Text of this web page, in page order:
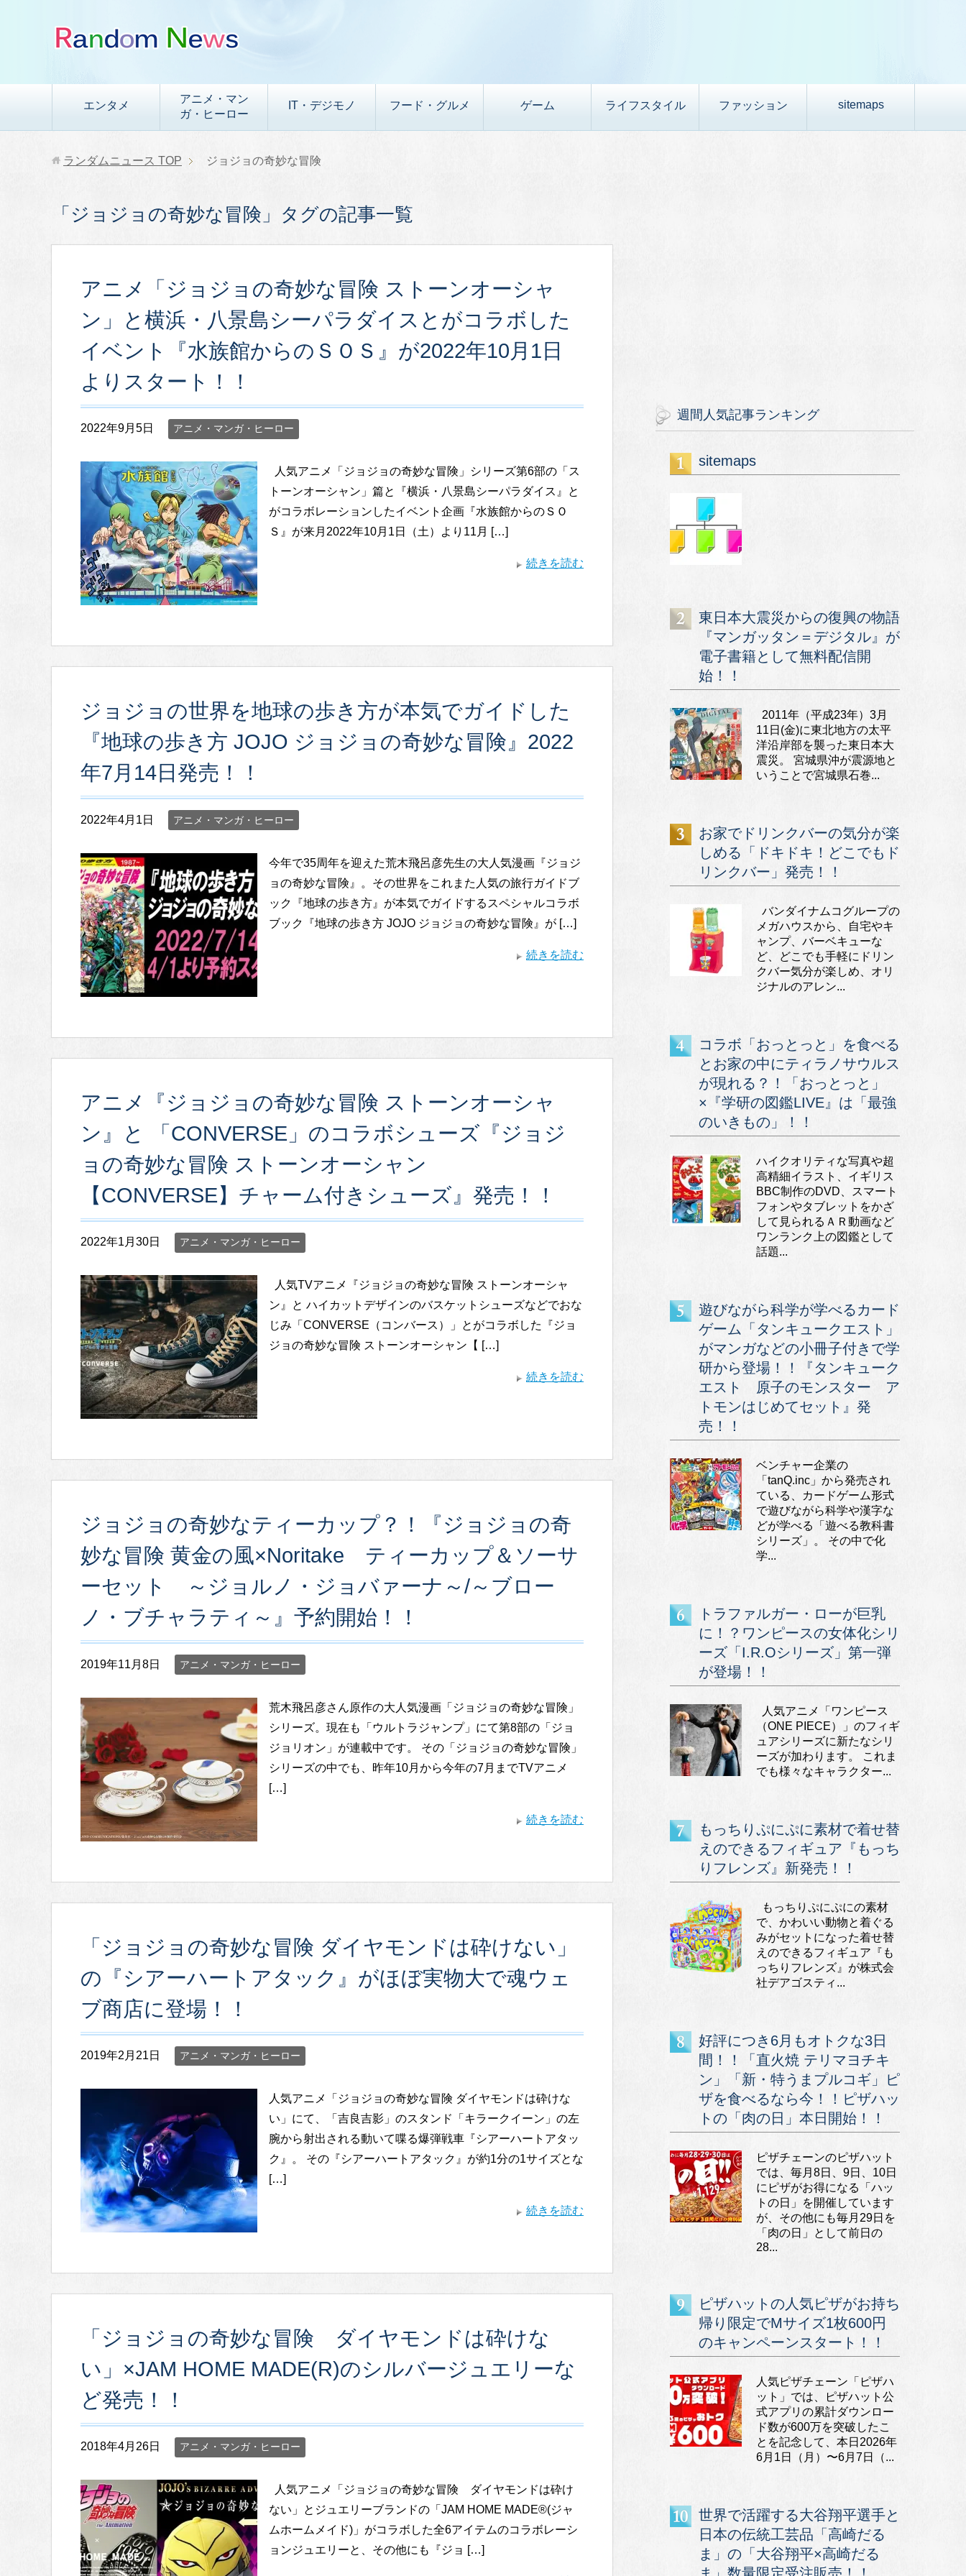
エンタメ
アニメ・マン
ガ・ヒーロー
IT・デジモノ フード・グルメ ゲーム ライフスタイル ファッション sitemaps
ランダムニュース TOP ジョジョの奇妙な冒険
「ジョジョの奇妙な冒険」タグの記事一覧
アニメ「ジョジョの奇妙な冒険 ストーンオーシャ
ン」と横浜・八景島シーパラダイスとがコラボした
イベント『水族館からのＳＯＳ』が2022年10月1日
よりスタート！！
2022年9月5日 アニメ・マンガ・ヒーロー
人気アニメ「ジョジョの奇妙な冒険」シリーズ第6部の「ス
トーンオーシャン」篇と『横浜・八景島シーパラダイス』と
がコラボレーションしたイベント企画『水族館からのＳＯ
Ｓ』が来月2022年10月1日（土）より11月 […]
続きを読む
ジョジョの世界を地球の歩き方が本気でガイドした
『地球の歩き方 JOJO ジョジョの奇妙な冒険』2022
年7月14日発売！！
2022年4月1日 アニメ・マンガ・ヒーロー
今年で35周年を迎えた荒木飛呂彦先生の大人気漫画『ジョジ
ョの奇妙な冒険』。その世界をこれまた人気の旅行ガイドブ
ック『地球の歩き方』が本気でガイドするスペシャルコラボ
ブック『地球の歩き方 JOJO ジョジョの奇妙な冒険』が […]
続きを読む
アニメ『ジョジョの奇妙な冒険 ストーンオーシャ
ン』と 「CONVERSE」のコラボシューズ『ジョジ
ョの奇妙な冒険 ストーンオーシャン
【CONVERSE】チャーム付きシューズ』発売！！
2022年1月30日 アニメ・マンガ・ヒーロー
人気TVアニメ『ジョジョの奇妙な冒険 ストーンオーシャ
ン』と ハイカットデザインのバスケットシューズなどでおな
じみ「CONVERSE（コンバース）」とがコラボした『ジョ
ジョの奇妙な冒険 ストーンオーシャン【 […]
続きを読む
ジョジョの奇妙なティーカップ？！『ジョジョの奇
妙な冒険 黄金の風×Noritake ティーカップ＆ソーサ
ーセット ～ジョルノ・ジョバァーナ～/～ブロー
ノ・ブチャラティ～』予約開始！！
2019年11月8日 アニメ・マンガ・ヒーロー
荒木飛呂彦さん原作の大人気漫画「ジョジョの奇妙な冒険」
シリーズ。現在も「ウルトラジャンプ」にて第8部の「ジョ
ジョリオン」が連載中です。 その「ジョジョの奇妙な冒険」
シリーズの中でも、昨年10月から今年の7月までTVアニメ
[…]
続きを読む
「ジョジョの奇妙な冒険 ダイヤモンドは砕けない」
の『シアーハートアタック』がほぼ実物大で魂ウェ
ブ商店に登場！！
2019年2月21日 アニメ・マンガ・ヒーロー
人気アニメ「ジョジョの奇妙な冒険 ダイヤモンドは砕けな
い」にて、「吉良吉影」のスタンド「キラークイーン」の左
腕から射出される動いて喋る爆弾戦車『シアーハートアタッ
ク』。 その『シアーハートアタック』が約1分の1サイズとな
[…]
続きを読む
「ジョジョの奇妙な冒険 ダイヤモンドは砕けな
い」×JAM HOME MADE(R)のシルバージュエリーな
ど発売！！
2018年4月26日 アニメ・マンガ・ヒーロー
人気アニメ「ジョジョの奇妙な冒険 ダイヤモンドは砕け
ない」とジュエリーブランドの「JAM HOME MADE®(ジャ
ムホームメイド)」がコラボした全6アイテムのコラボレーシ
ョンジュエリーと、その他にも『ジョ […]
週間人気記事ランキング
sitemaps
東日本大震災からの復興の物語
『マンガッタン＝デジタル』が
電子書籍として無料配信開
始！！
2011年（平成23年）3月
11日(金)に東北地方の太平
洋沿岸部を襲った東日本大
震災。 宮城県沖が震源地と
いうことで宮城県石巻...
お家でドリンクバーの気分が楽
しめる「ドキドキ！どこでもド
リンクバー」発売！！
バンダイナムコグループの
メガハウスから、自宅やキ
ャンプ、バーベキューな
ど、どこでも手軽にドリン
クバー気分が楽しめ、オリ
ジナルのアレン...
コラボ「おっとっと」を食べる
とお家の中にティラノサウルス
が現れる？！「おっとっと」
×『学研の図鑑LIVE』は「最強
のいきもの」！！
ハイクオリティな写真や超
高精細イラスト、イギリス
BBC制作のDVD、スマート
フォンやタブレットをかざ
して見られるＡＲ動画など
ワンランク上の図鑑として
話題...
遊びながら科学が学べるカード
ゲーム「タンキュークエスト」
がマンガなどの小冊子付きで学
研から登場！！『タンキューク
エスト 原子のモンスター ア
トモンはじめてセット』発
売！！
ベンチャー企業の
「tanQ.inc」から発売され
ている、カードゲーム形式
で遊びながら科学や漢字な
どが学べる「遊べる教科書
シリーズ」。 その中で化
学...
トラファルガー・ローが巨乳
に！？ワンピースの女体化シリ
ーズ「I.R.Oシリーズ」第一弾
が登場！！
人気アニメ「ワンピース
（ONE PIECE）」のフィギ
ュアシリーズに新たなシリ
ーズが加わります。 これま
でも様々なキャラクター...
もっちりぷにぷに素材で着せ替
えのできるフィギュア『もっち
りフレンズ』新発売！！
もっちりぷにぷにの素材
で、かわいい動物と着ぐる
みがセットになった着せ替
えのできるフィギュア『も
っちりフレンズ』が株式会
社デアゴスティ...
好評につき6月もオトクな3日
間！！「直火焼 テリマヨチキ
ン」「新・特うまプルコギ」ピ
ザを食べるなら今！！ピザハッ
トの「肉の日」本日開始！！
ピザチェーンのピザハット
では、毎月8日、9日、10日
にピザがお得になる「ハッ
トの日」を開催しています
が、その他にも毎月29日を
「肉の日」として前日の
28...
ピザハットの人気ピザがお持ち
帰り限定でMサイズ1枚600円
のキャンペーンスタート！！
人気ピザチェーン「ピザハ
ット」では、ピザハット公
式アプリの累計ダウンロー
ド数が600万を突破したこ
とを記念して、本日2026年
6月1日（月）〜6月7日（...
世界で活躍する大谷翔平選手と
日本の伝統工芸品「高崎だる
ま」の「大谷翔平×高崎だる